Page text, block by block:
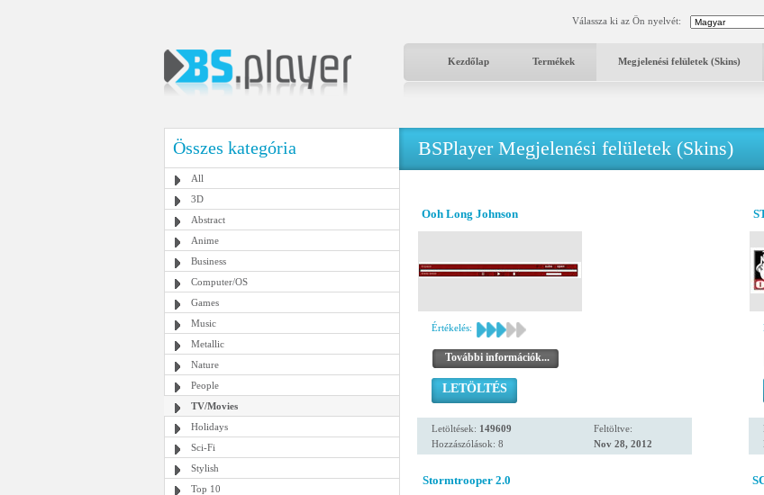
Válassza ki az Ön nyelvét:
Kezdőlap Termékek Megjelenési felületek (Skins)
Összes kategória
All
3D
Abstract
Anime
Business
Computer/OS
Games
Music
Metallic
Nature
People
TV/Movies
Holidays
Sci-Fi
Stylish
Top 10
BSPlayer Megjelenési felületek (Skins)
Ooh Long Johnson
Értékelés:
További információk...
LETÖLTÉS
Letöltések: 149609
Hozzászólások: 8
Feltöltve:
Nov 28, 2012
Stormtrooper 2.0